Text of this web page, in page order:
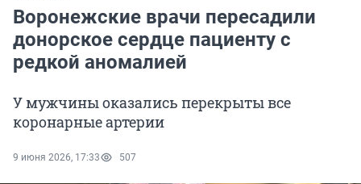
Воронежские врачи пересадили
донорское сердце пациенту с
редкой аномалией
У мужчины оказались перекрыты все
коронарные артерии
9 июня 2026, 17:33 507